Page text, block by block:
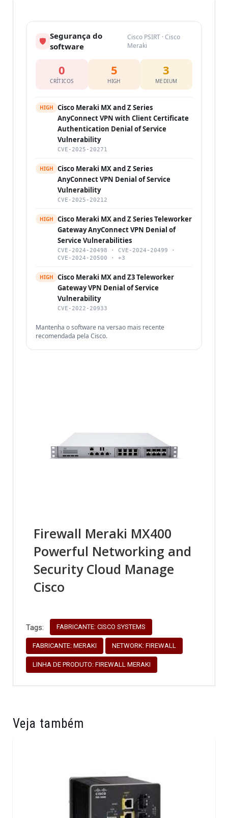
🛡 Segurança do
software
Cisco PSIRT · Cisco
Meraki
0
CRÍTICOS
5
HIGH
3
MEDIUM
HIGH
Cisco Meraki MX and Z Series
AnyConnect VPN with Client Certificate
Authentication Denial of Service
Vulnerability
CVE-2025-20271
HIGH
Cisco Meraki MX and Z Series
AnyConnect VPN Denial of Service
Vulnerability
CVE-2025-20212
HIGH
Cisco Meraki MX and Z Series Teleworker
Gateway AnyConnect VPN Denial of
Service Vulnerabilities
CVE-2024-20498 · CVE-2024-20499 ·
CVE-2024-20500 · +3
HIGH
Cisco Meraki MX and Z3 Teleworker
Gateway VPN Denial of Service
Vulnerability
CVE-2022-20933
Mantenha o software na versao mais recente
recomendada pela Cisco.
Firewall Meraki MX400
Powerful Networking and
Security Cloud Manage
Cisco
Tags: FABRICANTE: CISCO SYSTEMS
FABRICANTE: MERAKI NETWORK: FIREWALL
LINHA DE PRODUTO: FIREWALL MERAKI
Veja também